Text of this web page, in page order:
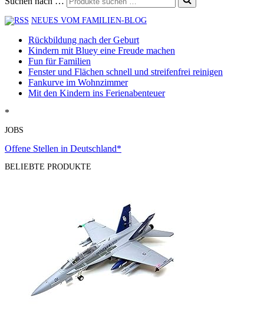
NEUES VOM FAMILIEN-BLOG
Rückbildung nach der Geburt
Kindern mit Bluey eine Freude machen
Fun für Familien
Fenster und Flächen schnell und streifenfrei reinigen
Fankurve im Wohnzimmer
Mit den Kindern ins Ferienabenteuer
*
JOBS
Offene Stellen in Deutschland*
BELIEBTE PRODUKTE